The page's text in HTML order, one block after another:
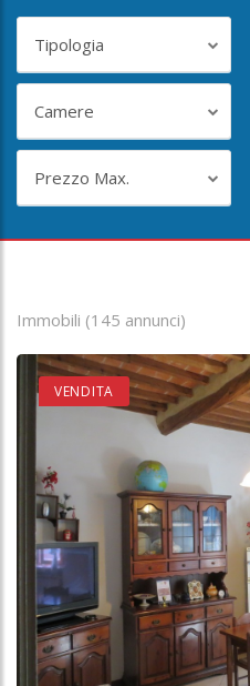
Tipologia
Camere
Prezzo Max.
Immobili (145 annunci)
VENDITA